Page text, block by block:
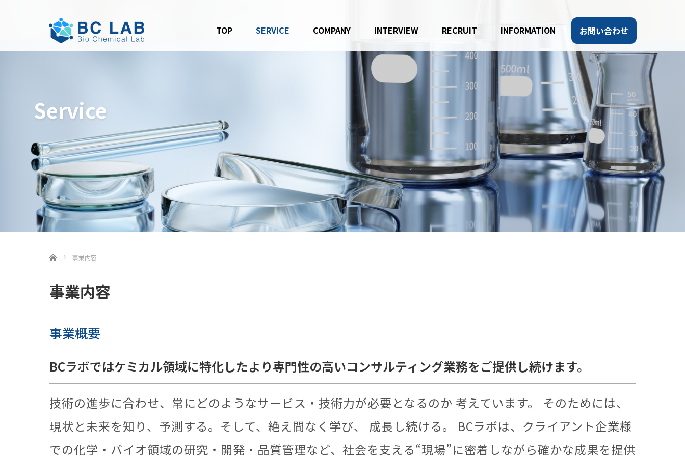
TOP SERVICE COMPANY INTERVIEW RECRUIT INFORMATION お問い合わせ
Service
ホーム 事業内容
事業内容
事業概要
BCラボではケミカル領域に特化したより専門性の高いコンサルティング業務をご提供し続けます。
技術の進歩に合わせ、常にどのようなサービス・技術力が必要となるのか 考えています。 そのためには、
現状と未来を知り、予測する。そして、絶え間なく学び、 成長し続ける。 BCラボは、クライアント企業様
での化学・バイオ領域の研究・開発・品質管理など、社会を支える“現場”に密着しながら確かな成果を提供